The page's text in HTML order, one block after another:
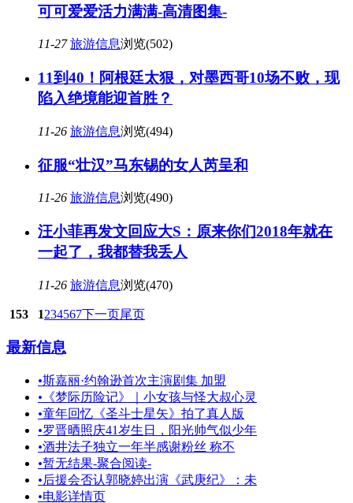
可可爱爱活力满满-高清图集-
11-27 旅游信息浏览(502)
11到40！阿根廷太狠，对墨西哥10场不败，现
陷入绝境能迎首胜？
11-26 旅游信息浏览(494)
征服“壮汉”马东锡的女人芮呈和
11-26 旅游信息浏览(490)
汪小菲再发文回应大S：原来你们2018年就在
一起了，我都替我丢人
11-26 旅游信息浏览(470)
153 1234567下一页尾页
最新信息
•斯嘉丽·约翰逊首次主演剧集 加盟
• 《梦际历险记》｜小女孩与怪大叔心灵
•童年回忆《圣斗士星矢》拍了真人版
•罗晋晒照庆41岁生日，阳光帅气似少年
•酒井法子独立一年半感谢粉丝 称不
•暂无结果-聚合阅读-
•后援会否认郭晓婷出演《武庚纪》：未
•电影详情页